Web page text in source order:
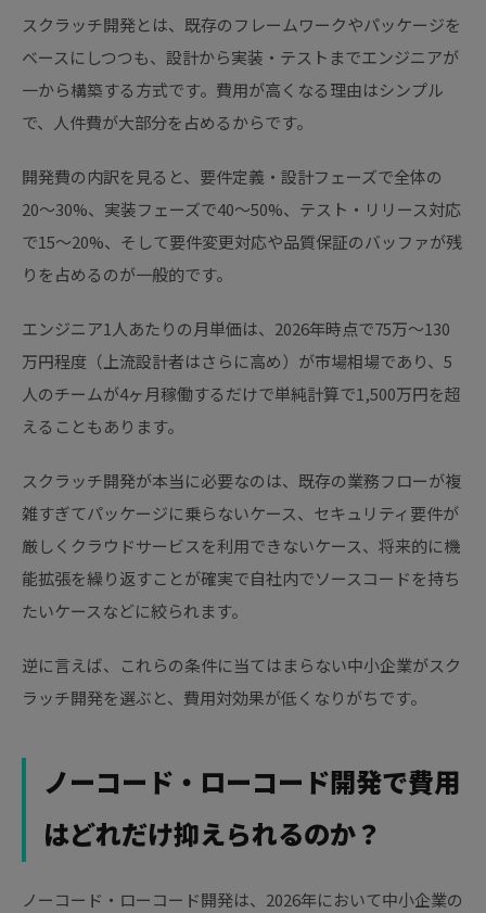
スクラッチ開発とは、既存のフレームワークやパッケージを
ベースにしつつも、設計から実装・テストまでエンジニアが
一から構築する方式です。費用が高くなる理由はシンプル
で、人件費が大部分を占めるからです。
開発費の内訳を見ると、要件定義・設計フェーズで全体の
20〜30%、実装フェーズで40〜50%、テスト・リリース対応
で15〜20%、そして要件変更対応や品質保証のバッファが残
りを占めるのが一般的です。
エンジニア1人あたりの月単価は、2026年時点で75万〜130
万円程度（上流設計者はさらに高め）が市場相場であり、5
人のチームが4ヶ月稼働するだけで単純計算で1,500万円を超
えることもあります。
スクラッチ開発が本当に必要なのは、既存の業務フローが複
雑すぎてパッケージに乗らないケース、セキュリティ要件が
厳しくクラウドサービスを利用できないケース、将来的に機
能拡張を繰り返すことが確実で自社内でソースコードを持ち
たいケースなどに絞られます。
逆に言えば、これらの条件に当てはまらない中小企業がスク
ラッチ開発を選ぶと、費用対効果が低くなりがちです。
ノーコード・ローコード開発で費用
はどれだけ抑えられるのか？
ノーコード・ローコード開発は、2026年において中小企業の